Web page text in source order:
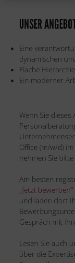
UNSER
Eine
dynamischen
Flache Hierarchie
Ein moderner
Wenn Sie dieses
Office (m/w/d)
nehmen Sie bitte
Am besten
„Jetzt bewerben“
und laden dort
Gespräch mit
Lesen Sie auch
über die